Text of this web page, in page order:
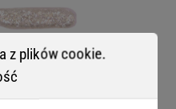
z plików cookie.
3 x TYP OD RYB
34,00 zł